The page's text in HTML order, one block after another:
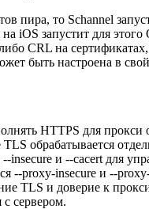
пира, то Schannel
iOS запустит для этого
CRL на
быть настроена в
HTTPS для прокси
обрабатывается
insecure и --cacert для
--proxy-insecure и --
TLS и доверие к
сервером.